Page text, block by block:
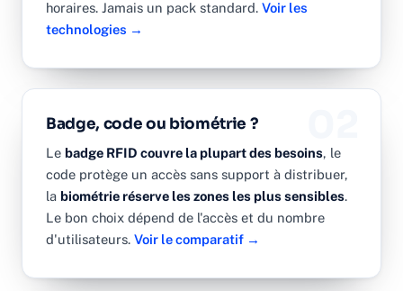
horaires. Jamais un pack standard. Voir les
technologies →
Badge, code ou biométrie ?
Le badge RFID couvre la plupart des besoins, le
code protège un accès sans support à distribuer,
la biométrie réserve les zones les plus sensibles.
Le bon choix dépend de l'accès et du nombre
d'utilisateurs. Voir le comparatif →